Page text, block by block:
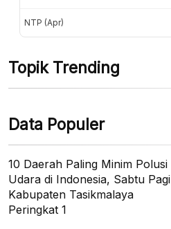
NTP (Apr)
Topik Trending
Data Populer
10 Daerah Paling Minim Polusi
Udara di Indonesia, Sabtu Pagi
Kabupaten Tasikmalaya
Peringkat 1